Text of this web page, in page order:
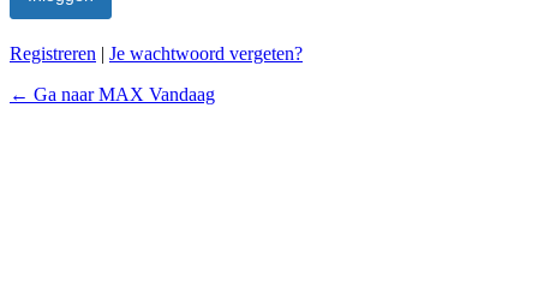
Registreren | Je wachtwoord vergeten?
← Ga naar MAX Vandaag